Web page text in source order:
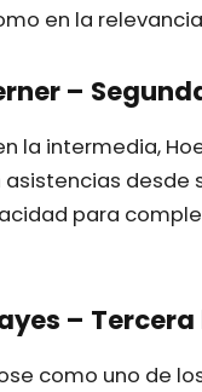
en la
–
la intermedia,
asistencias
para
–
como uno de